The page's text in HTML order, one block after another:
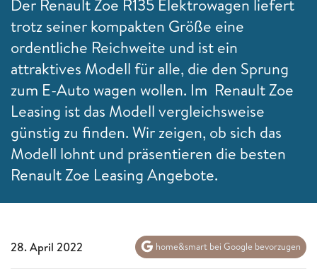
Der Renault Zoe R135 Elektrowagen liefert
trotz seiner kompakten Größe eine
ordentliche Reichweite und ist ein
attraktives Modell für alle, die den Sprung
zum E-Auto wagen wollen. Im Renault Zoe
Leasing ist das Modell vergleichsweise
günstig zu finden. Wir zeigen, ob sich das
Modell lohnt und präsentieren die besten
Renault Zoe Leasing Angebote.
28. April 2022 home&smart bei Google bevorzugen